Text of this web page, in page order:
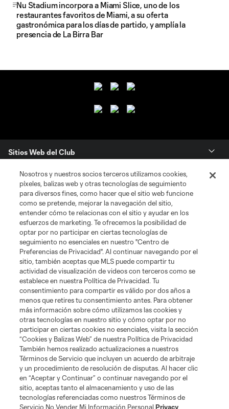
Nu Stadium incorpora a Miami Slice, uno de los
restaurantes favoritos de Miami, a su oferta
gastronómica para los días de partido, y amplía la
presencia de La Birra Bar
Sitios Web del Club
Club
Tickets
News
MLSSOCCER.COM
Terminos de servicio
Politica de privacidad
Do Not Sell or Share My Personal Information
Cookies Settings
©2026 MLS. The Major League Soccer and MLS name and shield are
registered trademarks of Major League Soccer, L.L.C. (“MLS”). The names
and logos of MLS teams are registered and/or common law trademarks of
Nosotros y nuestros socios terceros utilizamos cookies,
píxeles, balizas web y otras tecnologías de seguimiento
para diversos fines, como hacer que el sitio web funcione
como se pretende, mejorar la navegación del sitio,
entender cómo te relacionas con el sitio y ayudar en los
esfuerzos de marketing. Te ofrecemos la posibilidad de
optar por no participar en ciertas tecnologías de
seguimiento no esenciales en nuestro "Centro de
Preferencias de Privacidad". Al continuar navegando por el
sitio, también aceptas que MLS puede compartir tu
actividad de visualización de videos con terceros como se
establece en nuestra Política de Privacidad. Tu
consentimiento para compartir es válido por dos años a
menos que retires tu consentimiento antes. Para obtener
más información sobre cómo utilizamos las cookies y
otras tecnologías en nuestro sitio y cómo optar por no
participar en ciertas cookies no esenciales, visita la sección
“Cookies y Balizas Web” de nuestra Política de Privacidad
También hemos realizado actualizaciones a nuestros
Términos de Servicio que incluyen un acuerdo de arbitraje
y un procedimiento de resolución de disputas. Al hacer clic
en “Aceptar y Continuar” o continuar navegando por el
sitio, aceptas tanto el almacenamiento y uso de las
tecnologías referenciadas como nuestros Términos de
Servicio No Vender Mi Información PersonalPrivacy